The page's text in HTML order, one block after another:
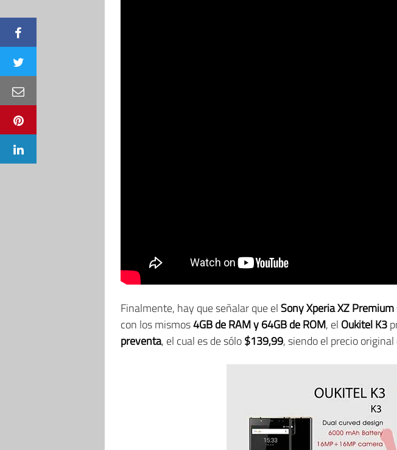
Finalmente, hay que señalar que el Sony Xperia XZ Premium
con los mismos4GB de RAM y 64GB de ROM, el Oukitel K3
preventa, el cual es de sólo$139,99, siendo el precio